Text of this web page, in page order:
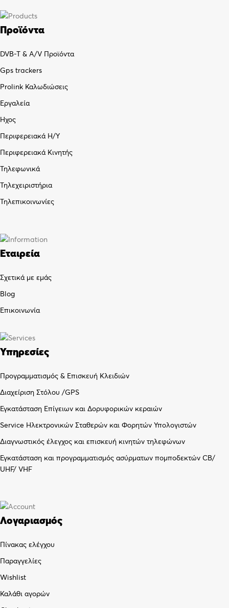
Προϊόντα
DVB-T & A/V Προϊόντα
Gps trackers
Prolink Καλωδιώσεις
Εργαλεία
Ήχος
Περιφερειακά Η/Υ
Περιφερειακά Κινητής
Τηλεφωνικά
Τηλεχειριστήρια
Τηλεπικοινωνίες
Εταιρεία
Σχετικά με εμάς
Blog
Επικοινωνία
Υπηρεσίες
Προγραμματισμός & Επισκευή Κλειδιών
Διαχείριση Στόλου /GPS
Εγκατάσταση Επίγειων και Δορυφορικών κεραιών
Service Ηλεκτρονικών Σταθερών και Φορητών Υπολογιστών
Διαγνωστικός έλεγχος και επισκευή κινητών τηλεφώνων
Εγκατάσταση και προγραμματισμός ασύρματων πομποδεκτών CB/
UHF/ VHF
Λογαριασμός
Πίνακας ελέγχου
Παραγγελίες
Wishlist
Καλάθι αγορών